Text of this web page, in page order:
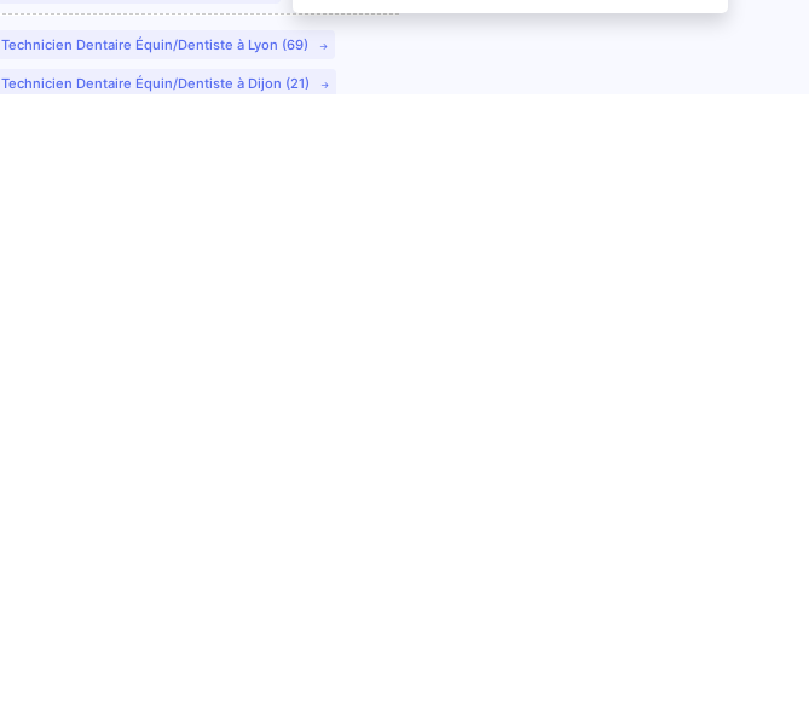
Technicien Dentaire Équin/Dentiste à Lyon (69)
Technicien Dentaire Équin/Dentiste à Dijon (21)